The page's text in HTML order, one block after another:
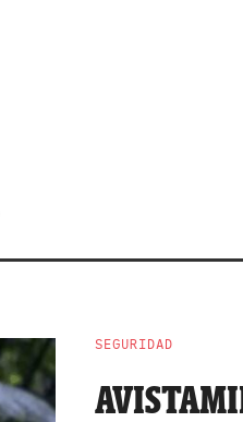
SEGURIDAD